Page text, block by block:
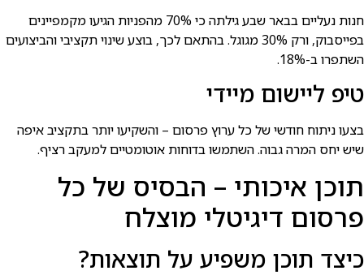
חנות נעליים בבאר שבע גילתה כי 70% מהפניות הגיעו מקמפיינים
בפייסבוק, ורק 30% מגוגל. בהתאם לכך, בוצע שינוי תקציבי והביצועים
השתפרו ב-18%.
טיפ ליישום מיידי
בצעו ניתוח חודשי של כל ערוץ פרסום – והשקיעו יותר בתקציב איפה
שיש יחס המרה גבוה. השתמשו בדוחות אוטומטיים למעקב רציף.
תוכן איכותי – הבסיס של כל
פרסום דיגיטלי מוצלח
כיצד תוכן משפיע על תוצאות?